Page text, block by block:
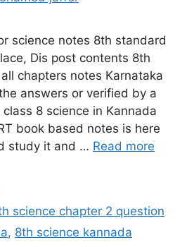
science notes 8th standard
Dis post contents 8th
chapters notes Karnataka
answers or verified by a
8 science in Kannada
book based notes is here
study it and … Read more
science chapter 2 question
, 8th science kannada